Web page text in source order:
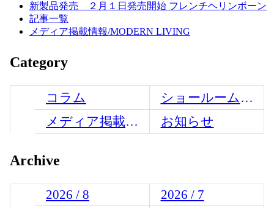
新製品発売 ２月１日発売開始 フレンチヘリンボーン
記事一覧
メディア掲載情報/MODERN LIVING
Category
コラム
ショールームからのお知らせ
メディア掲載情報
お知らせ
Archive
2026 / 8
2026 / 7